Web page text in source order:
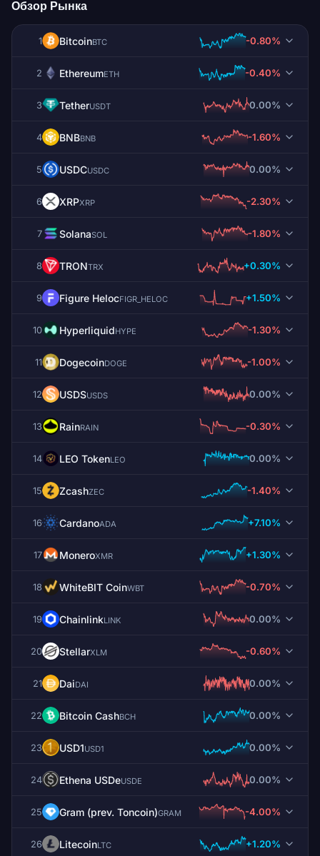
Обзор Рынка
1 BitcoinBTC -0.80%
2 EthereumETH -0.40%
3 TetherUSDT 0.00%
4 BNBBNB -1.60%
5 USDCUSDC 0.00%
6 XRPXRP -2.30%
7 SolanaSOL -1.80%
8 TRONTRX +0.30%
9 Figure HelocFIGR_HELOC +1.50%
10 HyperliquidHYPE -1.30%
11 DogecoinDOGE -1.00%
12 USDSUSDS 0.00%
13 RainRAIN -0.30%
14 LEO TokenLEO 0.00%
15 ZcashZEC -1.40%
16 CardanoADA +7.10%
17 MoneroXMR +1.30%
18 WhiteBIT CoinWBT -0.70%
19 ChainlinkLINK 0.00%
20 StellarXLM -0.60%
21 DaiDAI 0.00%
22 Bitcoin CashBCH 0.00%
23 USD1USD1 0.00%
24 Ethena USDeUSDE 0.00%
25 Gram (prev. Toncoin)GRAM -4.00%
26 LitecoinLTC +1.20%